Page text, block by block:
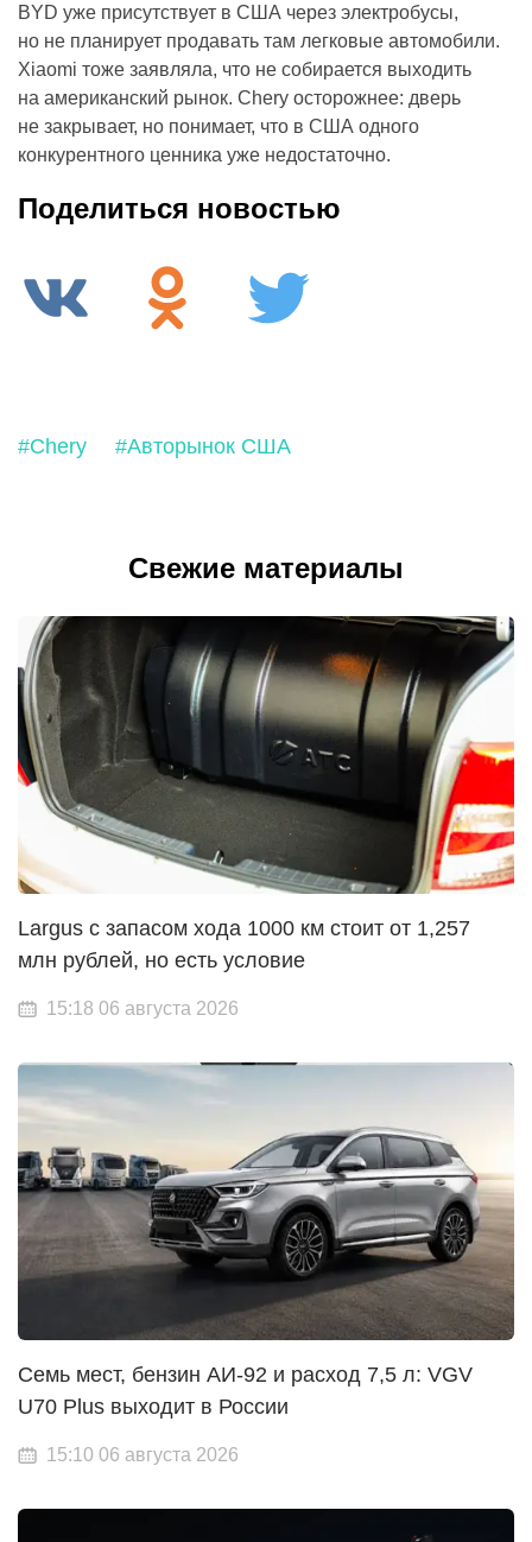
BYD уже присутствует в США через электробусы,
но не планирует продавать там легковые автомобили.
Xiaomi тоже заявляла, что не собирается выходить
на американский рынок. Chery осторожнее: дверь
не закрывает, но понимает, что в США одного
конкурентного ценника уже недостаточно.
Поделиться новостью
#Chery #Авторынок США
Свежие материалы
Largus с запасом хода 1000 км стоит от 1,257
млн рублей, но есть условие
15:18 06 августа 2026
Семь мест, бензин АИ-92 и расход 7,5 л: VGV
U70 Plus выходит в России
15:10 06 августа 2026